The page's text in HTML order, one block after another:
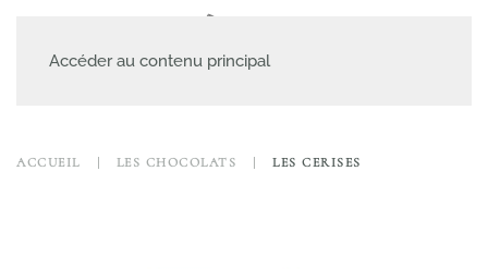
Accéder au contenu principal
ACCUEIL LES CHOCOLATS LES CERISES